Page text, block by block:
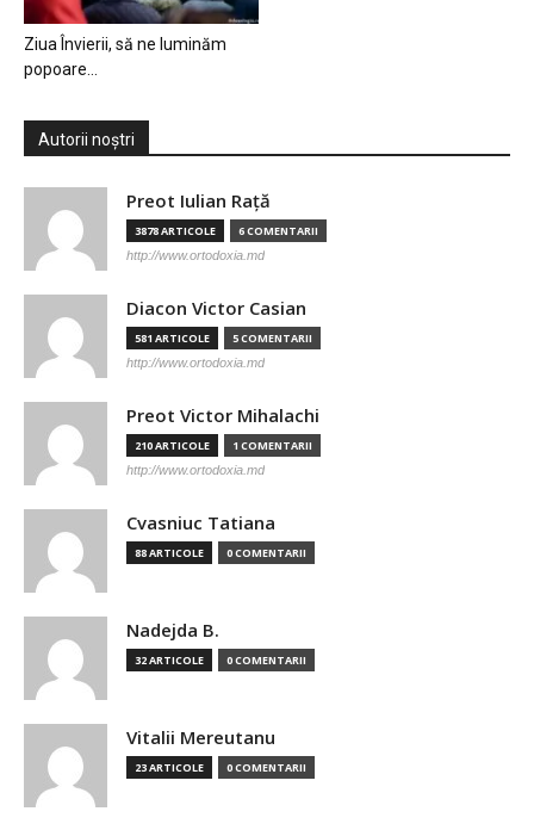
Ziua Învierii, să ne luminăm
popoare…
Autorii noștri
Preot Iulian Raţă
3878 ARTICOLE 6 COMENTARII
http://www.ortodoxia.md
Diacon Victor Casian
581 ARTICOLE 5 COMENTARII
http://www.ortodoxia.md
Preot Victor Mihalachi
210 ARTICOLE 1 COMENTARII
http://www.ortodoxia.md
Cvasniuc Tatiana
88 ARTICOLE 0 COMENTARII
Nadejda B.
32 ARTICOLE 0 COMENTARII
Vitalii Mereutanu
23 ARTICOLE 0 COMENTARII